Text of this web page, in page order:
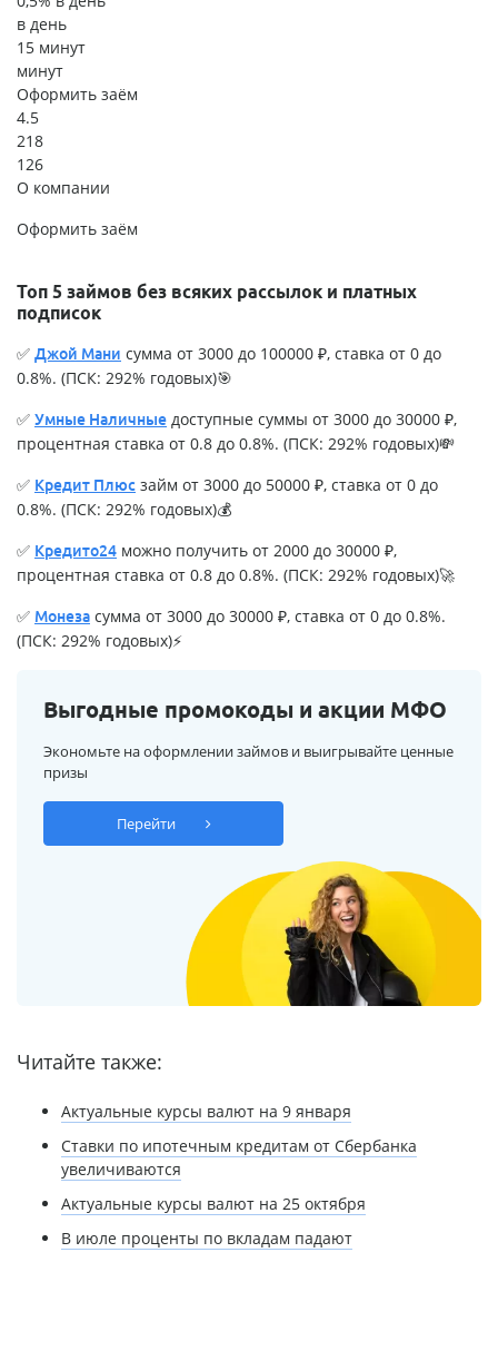
в день
15 минут
минут
Оформить заём
4.5
218
126
О компании
Оформить заём
Топ 5 займов без всяких рассылок и платных
подписок
✅ Джой Мани сумма от 3000 до 100000 ₽, ставка от 0 до
0.8%. (ПСК: 292% годовых)🎯
✅ Умные Наличные доступные суммы от 3000 до 30000 ₽,
процентная ставка от 0.8 до 0.8%. (ПСК: 292% годовых)💸
✅ Кредит Плюс займ от 3000 до 50000 ₽, ставка от 0 до
0.8%. (ПСК: 292% годовых)💰
✅ Кредито24 можно получить от 2000 до 30000 ₽,
процентная ставка от 0.8 до 0.8%. (ПСК: 292% годовых)🚀
✅ Монеза сумма от 3000 до 30000 ₽, ставка от 0 до 0.8%.
(ПСК: 292% годовых)⚡
Выгодные промокоды и акции МФО
Экономьте на оформлении займов и выигрывайте ценные
призы
Перейти
Читайте также:
Актуальные курсы валют на 9 января
Ставки по ипотечным кредитам от Сбербанка
увеличиваются
Актуальные курсы валют на 25 октября
В июле проценты по вкладам падают